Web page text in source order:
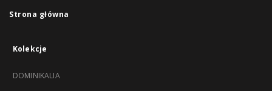
Strona główna
Kolekcje
DOMINIKALIA